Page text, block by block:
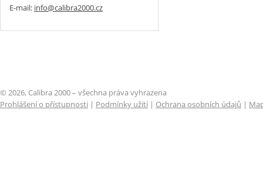
E-mail: info@calibra2000.cz
© 2026, Calibra 2000 – všechna práva vyhrazena
Prohlášení o přístupnosti | Podmínky užití| Ochrana osobních údajů |